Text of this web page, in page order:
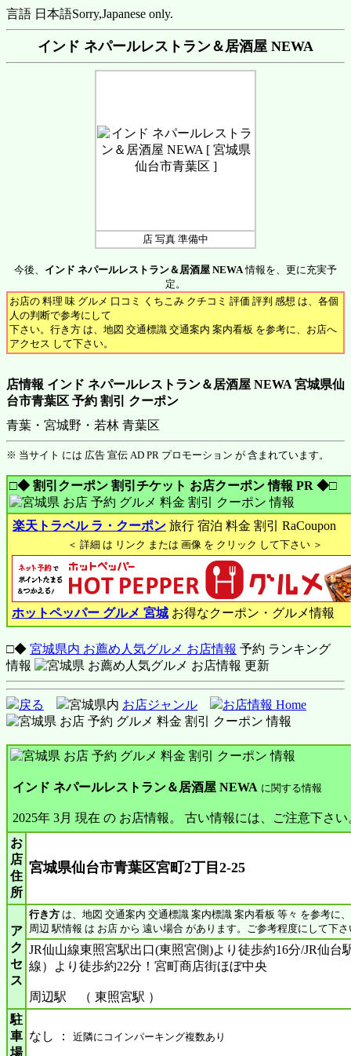
言語 日本語Sorry,Japanese only.
インド ネパールレストラン＆居酒屋 NEWA
店 写真 準備中
今後、 インド ネパールレストラン＆居酒屋 NEWA情報を、更に充実予
定。
お店の 料理 味 グルメ 口コミ くちこみ クチコミ 評価 評判 感想 は、各個
人の判断で参考にして
下さい。行き方 は、地図 交通標識 交通案内 案内看板 を参考に、お店へ
アクセス して下さい。
店情報 インド ネパールレストラン＆居酒屋 NEWA 宮城県仙
台市青葉区 予約 割引 クーポン
青葉・宮城野・若林 青葉区
※ 当サイト には 広告 宣伝 AD PR プロモーション が 含まれています。
□◆ 割引クーポン 割引チケット お店クーポン 情報 PR ◆□
楽天トラベル ラ・クーポン 旅行 宿泊 料金 割引 RaCoupon
＜ 詳細 は リンク または 画像 を クリック して下さい ＞
ホットペッパー グルメ 宮城 お得なクーポン・グルメ情報
□◆ 宮城県内 お薦め人気グルメ お店情報 予約 ランキング
情報
戻る 宮城県内 お店ジャンル お店情報 Home
インド ネパールレストラン＆居酒屋 NEWA に関する情報
2025年 3月 現在 の お店情報。 古い情報には、ご注意下さい
お
店
住
所
宮城県仙台市青葉区宮町2丁目2-25
ア
ク
セ
ス
行き方 は、地図 交通案内 交通標識 案内標識 案内看板 等々 を参考に
周辺 駅情報 は お店 から 遠い場合 があります。ご参考程度にして下
JR仙山線東照宮駅出口(東照宮側)より徒歩約16分/JR仙台
線）より徒歩約22分！宮町商店街ほぼ中央
周辺駅 （ 東照宮駅 ）
駐
車
場
なし ： 近隣にコインパーキング複数あり